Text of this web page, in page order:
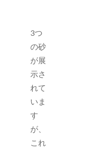
3つ
の砂
が展
示さ
れて
いま
す
が、
これ